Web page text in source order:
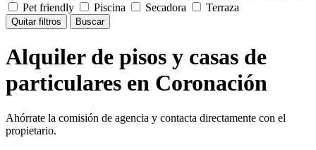
Pet friendly
Piscina Secadora Terraza
Quitar filtros Buscar
Alquiler de pisos y casas de
particulares en Coronación
Ahórrate la comisión de agencia y contacta directamente con el
propietario.